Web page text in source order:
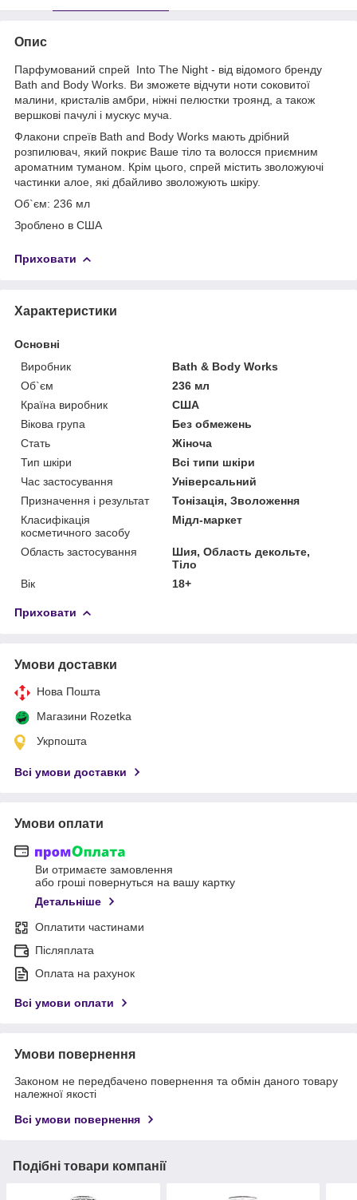
Опис
Парфумований спрей Into The Night - від відомого бренду
Bath and Body Works. Ви зможете відчути ноти соковитої
малини, кристалів амбри, ніжні пелюстки троянд, а також
вершкові пачулі і мускус муча.
Флакони спреїв Bath and Body Works мають дрібний
розпилювач, який покриє Ваше тіло та волосся приємним
ароматним туманом. Крім цього, спрей містить зволожуючі
частинки алое, які дбайливо зволожують шкіру.
Об`єм: 236 мл
Зроблено в США
Приховати
Характеристики
Основні
Виробник
Bath & Body Works
Об`єм
236 мл
Країна виробник
США
Вікова група
Без обмежень
Стать
Жіноча
Тип шкіри
Всі типи шкіри
Час застосування
Універсальний
Призначення і результат
Тонізація, Зволоження
Класифікація
косметичного засобу
Мідл-маркет
Область застосування
Шия, Область декольте,
Тіло
Вік
18+
Приховати
Умови доставки
Нова Пошта
Магазини Rozetka
Укрпошта
Всі умови доставки
Умови оплати
Ви отримаєте замовлення
або гроші повернуться на вашу картку
Детальніше
Оплатити частинами
Післяплата
Оплата на рахунок
Всі умови оплати
Умови повернення
Законом не передбачено повернення та обмін даного товару
належної якості
Всі умови повернення
Подібні товари компанії